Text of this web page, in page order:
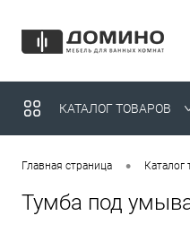
КАТАЛОГ ТОВАРОВ
Главная страница • Каталог
Тумба под